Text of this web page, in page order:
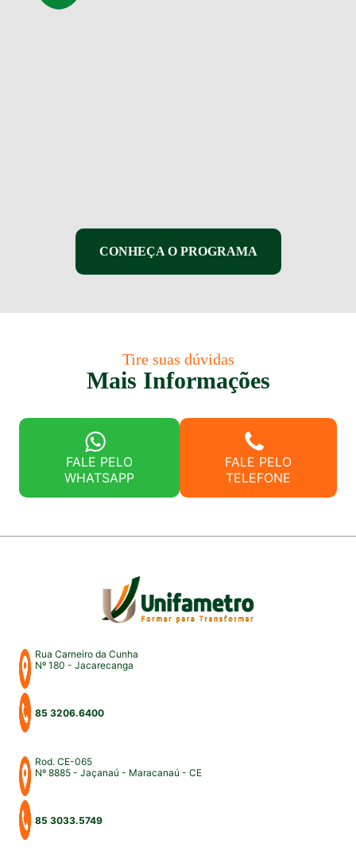
CONHEÇA O PROGRAMA
Tire suas dúvidas
Mais Informações
FALE PELO
WHATSAPP
FALE PELO
TELEFONE
Rua Carneiro da Cunha
Nº 180 - Jacarecanga
85 3206.6400
Rod. CE-065
Nº 8885 - Jaçanaú - Maracanaú - CE
85 3033.5749